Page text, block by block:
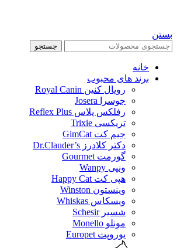
بستن
جستجو
خانه
برند های محبوب
رویال کنین Royal Canin
جوسرا Josera
رفلکس پلاس Reflex Plus
تریکسی Trixie
جیم کت GimCat
دکتر کلادرز Dr.Clauder’s
گورمت Gourmet
ونپی Wanpy
هپی کت Happy Cat
وینستون Winston
ویسکاس Whiskas
شسیر Schesir
مونلو Monello
یوروپت Europet